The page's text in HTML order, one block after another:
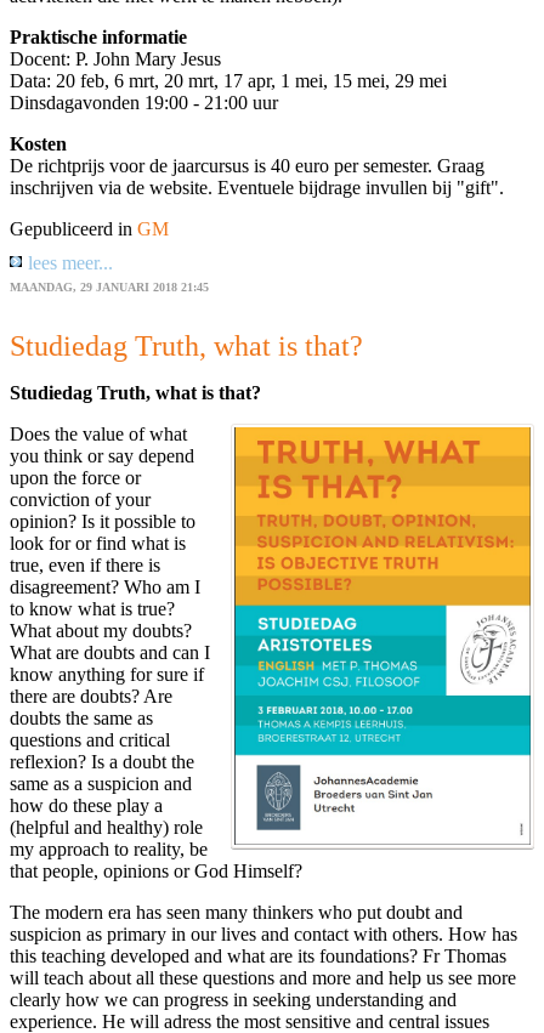
Praktische informatie
Docent: P. John Mary Jesus
Data: 20 feb, 6 mrt, 20 mrt, 17 apr, 1 mei, 15 mei, 29 mei
Dinsdagavonden 19:00 - 21:00 uur
Kosten
De richtprijs voor de jaarcursus is 40 euro per semester. Graag
inschrijven via de website. Eventuele bijdrage invullen bij "gift".
Gepubliceerd in GM
lees meer...
MAANDAG, 29 JANUARI 2018 21:45
Studiedag Truth, what is that?
Studiedag Truth, what is that?
Does the value of what
you think or say depend
upon the force or
conviction of your
opinion? Is it possible to
look for or find what is
true, even if there is
disagreement? Who am I
to know what is true?
What about my doubts?
What are doubts and can I
know anything for sure if
there are doubts? Are
doubts the same as
questions and critical
reflexion? Is a doubt the
same as a suspicion and
how do these play a
(helpful and healthy) role
my approach to reality, be
that people, opinions or God Himself?
The modern era has seen many thinkers who put doubt and
suspicion as primary in our lives and contact with others. How has
this teaching developed and what are its foundations? Fr Thomas
will teach about all these questions and more and help us see more
clearly how we can progress in seeking understanding and
experience. He will adress the most sensitive and central issues